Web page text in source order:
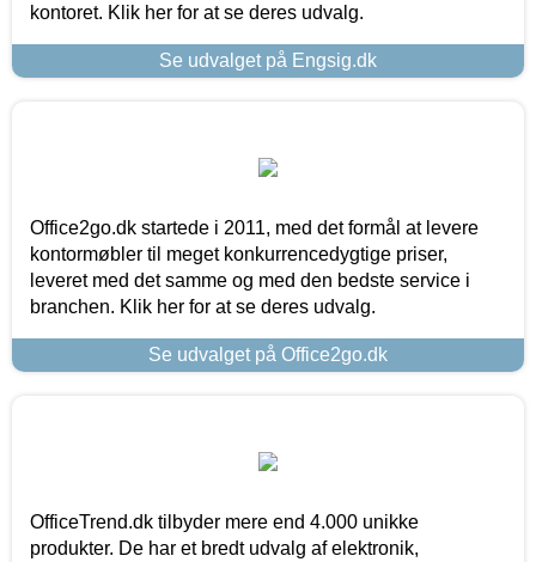
kontoret. Klik her for at se deres udvalg.
Se udvalget på Engsig.dk
Office2go.dk startede i 2011, med det formål at levere
kontormøbler til meget konkurrencedygtige priser,
leveret med det samme og med den bedste service i
branchen. Klik her for at se deres udvalg.
Se udvalget på Office2go.dk
OfficeTrend.dk tilbyder mere end 4.000 unikke
produkter. De har et bredt udvalg af elektronik,